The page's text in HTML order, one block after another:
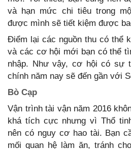
và hạn mức chi tiêu trong
được mình sẽ tiết kiệm được
Điểm lại các nguồn thu có thể
và các cơ hội mới bạn có thể
nhập. Như vậy, cơ hội có sự
chính năm nay sẽ đến gần với
Bò Cạp
Vận trình tài vận năm 2016
khá tích cực nhưng vì Thổ
nên có nguy cơ hao tài. Bạn
mối quan hệ làm ăn, tránh